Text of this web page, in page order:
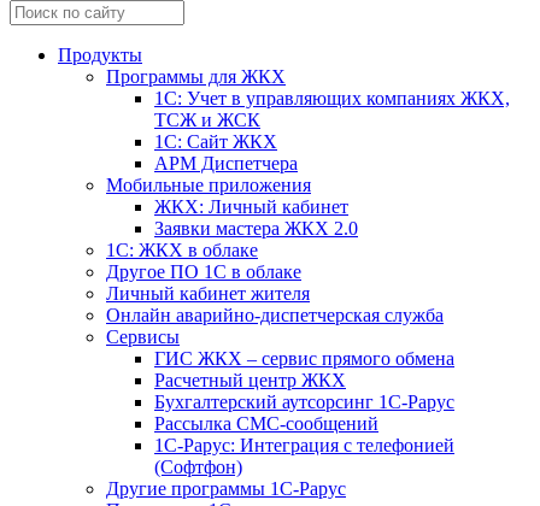
Продукты
Программы для ЖКХ
1С: Учет в управляющих компаниях ЖКХ,
ТСЖ и ЖСК
1С: Сайт ЖКХ
АРМ Диспетчера
Мобильные приложения
ЖКХ: Личный кабинет
Заявки мастера ЖКХ 2.0
1С: ЖКХ в облаке
Другое ПО 1С в облаке
Личный кабинет жителя
Онлайн аварийно-диспетчерская служба
Сервисы
ГИС ЖКХ – сервис прямого обмена
Расчетный центр ЖКХ
Бухгалтерский аутсорсинг 1С-Рарус
Рассылка СМС-сообщений
1С-Рарус: Интеграция с телефонией
(Софтфон)
Другие программы 1С-Рарус